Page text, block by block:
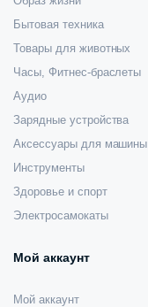
Бытовая техника
Товары для животных
Часы, Фитнес-браслеты
Аудио
Зарядные устройства
Аксессуары для машины
Инструменты
Здоровье и спорт
Электросамокаты
Мой аккаунт
Мой аккаунт